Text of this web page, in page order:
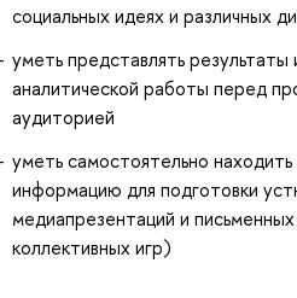
социальных идеях и различных
уметь представлять результаты
аналитической работы перед
аудиторией
уметь самостоятельно
информацию для подготовки
медиапрезентаций и
коллективных игр)